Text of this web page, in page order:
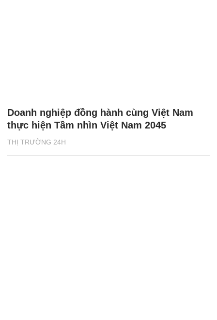
THỊ TRƯỜNG 24H
Doanh nghiệp đồng hành cùng Việt Nam
thực hiện Tầm nhìn Việt Nam 2045